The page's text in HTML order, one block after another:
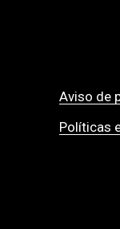
Aviso de
Políticas